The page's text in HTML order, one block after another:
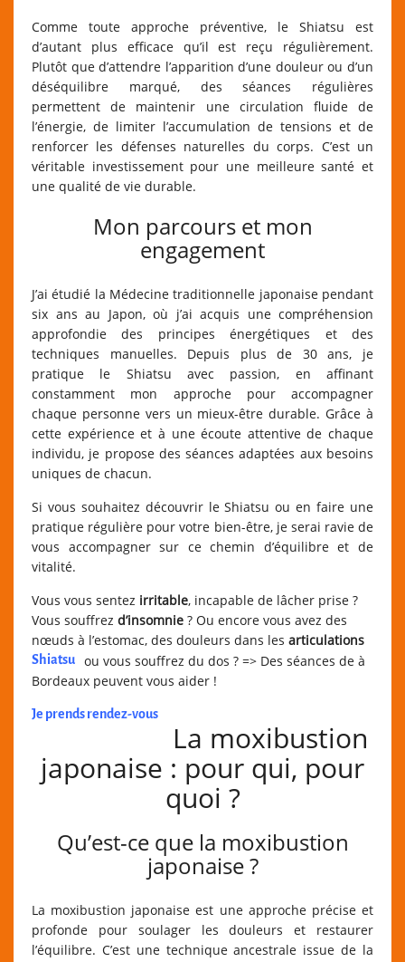
Comme toute approche préventive, le Shiatsu est
d’autant plus efficace qu’il est reçu régulièrement.
Plutôt que d’attendre l’apparition d’une douleur ou d’un
déséquilibre marqué, des séances régulières
permettent de maintenir une circulation fluide de
l’énergie, de limiter l’accumulation de tensions et de
renforcer les défenses naturelles du corps. C’est un
véritable investissement pour une meilleure santé et
une qualité de vie durable.
Mon parcours et mon
engagement
J’ai étudié la Médecine traditionnelle japonaise pendant
six ans au Japon, où j’ai acquis une compréhension
approfondie des principes énergétiques et des
techniques manuelles. Depuis plus de 30 ans, je
pratique le Shiatsu avec passion, en affinant
constamment mon approche pour accompagner
chaque personne vers un mieux-être durable. Grâce à
cette expérience et à une écoute attentive de chaque
individu, je propose des séances adaptées aux besoins
uniques de chacun.
Si vous souhaitez découvrir le Shiatsu ou en faire une
pratique régulière pour votre bien-être, je serai ravie de
vous accompagner sur ce chemin d’équilibre et de
vitalité.
Vous vous sentez irritable, incapable de lâcher prise ?
Vous souffrez d’insomnie ? Ou encore vous avez des
nœuds à l’estomac, des douleurs dans les articulations
ou vous souffrez du dos ? => Des séances de
Shiatsu
à
Bordeaux peuvent vous aider !
Je prends rendez-vous
La moxibustion
japonaise : pour qui, pour
quoi ?
Qu’est-ce que la moxibustion
japonaise ?
La moxibustion japonaise est une approche précise et
profonde pour soulager les douleurs et restaurer
l’équilibre. C’est une technique ancestrale issue de la